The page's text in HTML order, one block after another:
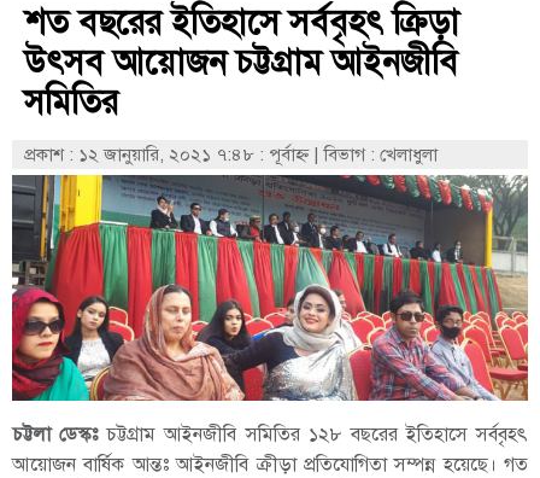
শত বছরের ইতিহাসে সর্ববৃহৎ ক্রিড়া
উৎসব আয়োজন চট্টগ্রাম আইনজীবি
সমিতির
প্রকাশ : ১২ জানুয়ারি, ২০২১ ৭:৪৮ : পূর্বাহ্ণ |বিভাগ : খেলাধুলা
চট্টলা ডেস্কঃচট্টগ্রাম আইনজীবি সমিতির ১২৮ বছরের ইতিহাসে সর্ববৃহৎ
আয়োজন বার্ষিক আন্তঃ আইনজীবি ক্রীড়া প্রতিযোগিতা সম্পন্ন হয়েছে। গত